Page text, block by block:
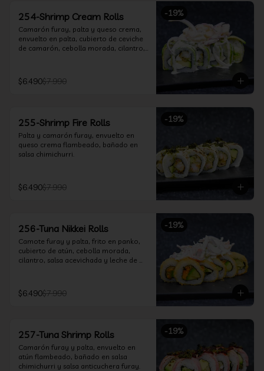
-19%
254-Shrimp Cream Rolls
Camarón furay, palta y queso crema,
envuelto en palta, cubierto de ceviche
de camarón, cebolla morada, cilantro,
$6.490$7.990
-19%
255-Shrimp Fire Rolls
Palta y camarón furay, envuelto en
queso crema flambeado, bañado en
salsa chimichurri.
$6.490$7.990
-19%
256-Tuna Nikkei Rolls
Camote furay y palta, frito en panko,
cubierto de atún, cebolla morada,
cilantro, salsa acevichada y leche de
$6.490$7.990
-19%
257-Tuna Shrimp Rolls
Camarón furay y palta, envuelto en
atún flambeado, bañado en salsa
chimichurri y salsa anticuchera furay.